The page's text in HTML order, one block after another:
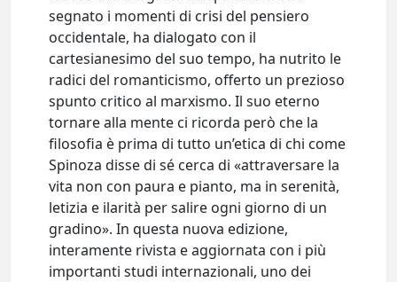
segnato i momenti di crisi del pensiero
occidentale, ha dialogato con il
cartesianesimo del suo tempo, ha nutrito le
radici del romanticismo, offerto un prezioso
spunto critico al marxismo. Il suo eterno
tornare alla mente ci ricorda però che la
filosofia è prima di tutto un’etica di chi come
Spinoza disse di sé cerca di «attraversare la
vita non con paura e pianto, ma in serenità,
letizia e ilarità per salire ogni giorno di un
gradino». In questa nuova edizione,
interamente rivista e aggiornata con i più
importanti studi internazionali, uno dei